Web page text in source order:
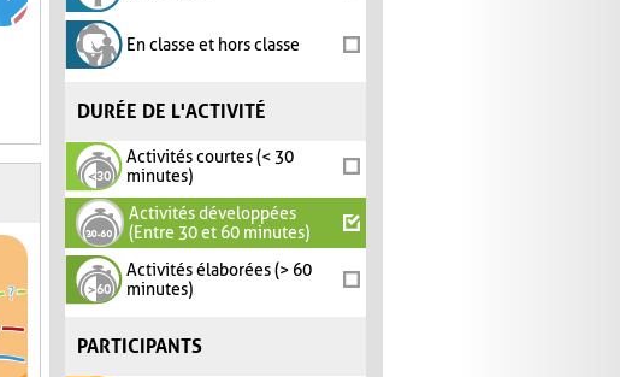
En classe et hors classe
DURÉE DE L'ACTIVITÉ
Activités courtes (< 30
minutes)
Activités développées
(Entre 30 et 60 minutes)
Activités élaborées (> 60
minutes)
PARTICIPANTS